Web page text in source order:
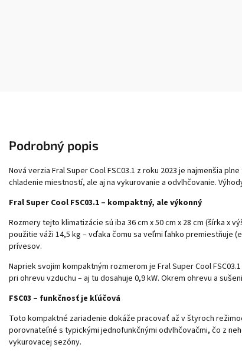
Podrobný popis
Nová verzia Fral Super Cool FSC03.1 z roku 2023 je najmenšia
chladenie miestností, ale aj na vykurovanie a odvlhčovanie.
Fral Super Cool FSC03.1 – kompaktný, ale výkonný
Rozmery tejto klimatizácie sú iba 36 cm x 50 cm x 28 cm (šírka
použitie váži 14,5 kg – vďaka čomu sa veľmi ľahko premiestňuje
prívesov.
Napriek svojim kompaktným rozmerom je Fral Super Cool
pri ohrevu vzduchu – aj tu dosahuje 0,9 kW. Okrem ohrevu a
FSC03 – funkčnosť je kľúčová
Toto kompaktné zariadenie dokáže pracovať až v štyroch
porovnateľné s typickými jednofunkčnými odvlhčovačmi, čo z
vykurovacej sezóny.